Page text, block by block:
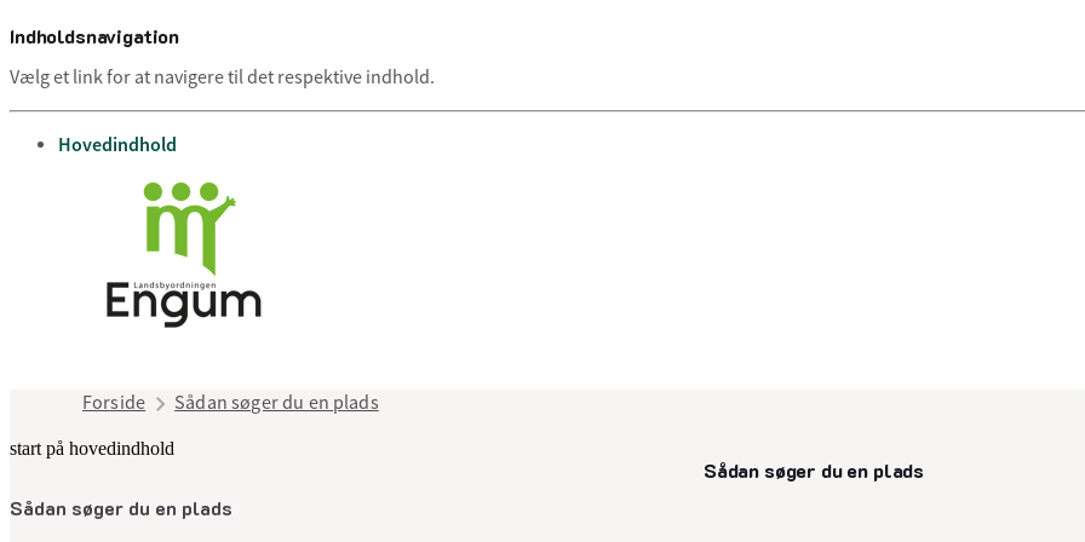
Indholdsnavigation
Vælg et link for at navigere til det respektive indhold.
gå til
Hovedindhold
Forside Sådan søger du en plads
start på hovedindhold
Sådan søger du en plads
senest opdateret 9. juli 2025
Sådan søger du en plads